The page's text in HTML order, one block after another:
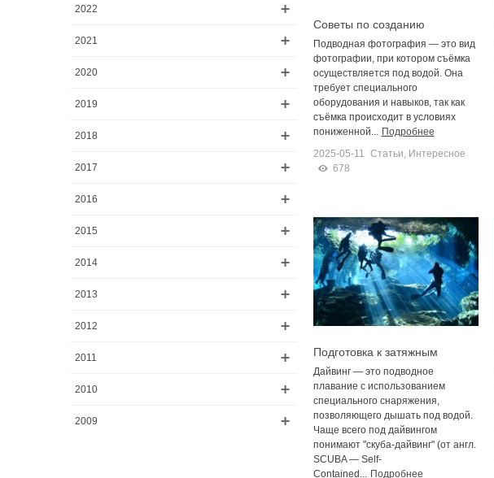
2022
2021
2020
2019
2018
2017
2016
2015
2014
2013
2012
2011
2010
2009
Советы по созданию
подводных фотографий при
плохой видимости
Подводная фотография — это вид
фотографии, при котором съёмка
осуществляется под водой. Она
требует специального
оборудования и навыков, так как
съёмка происходит в условиях
пониженной... Подробнее
2025-05-11 Статьи, Интересное
678
Подготовка к затяжным
погружениям
Дайвинг — это подводное
плавание с использованием
специального снаряжения,
позволяющего дышать под водой.
Чаще всего под дайвингом
понимают "скуба-дайвинг" (от англ.
SCUBA — Self-
Contained... Подробнее